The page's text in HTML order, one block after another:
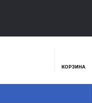
КОРЗИНА